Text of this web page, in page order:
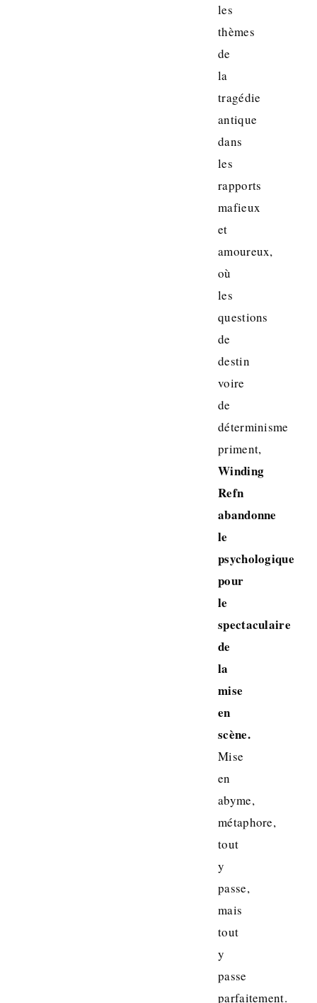
les
thèmes
de
la
tragédie
antique
dans
les
rapports
mafieux
et
amoureux,
où
les
questions
de
destin
voire
de
déterminisme
priment,
Winding
Refn
abandonne
le
psychologique
pour
le
spectaculaire
de
la
mise
en
scène.
Mise
en
abyme,
métaphore,
tout
y
passe,
mais
tout
y
passe
parfaitement.